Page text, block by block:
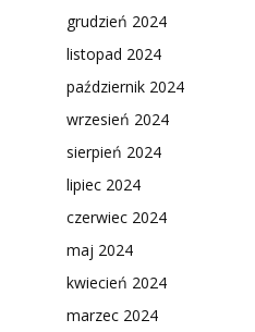
grudzień 2024
listopad 2024
październik 2024
wrzesień 2024
sierpień 2024
lipiec 2024
czerwiec 2024
maj 2024
kwiecień 2024
marzec 2024